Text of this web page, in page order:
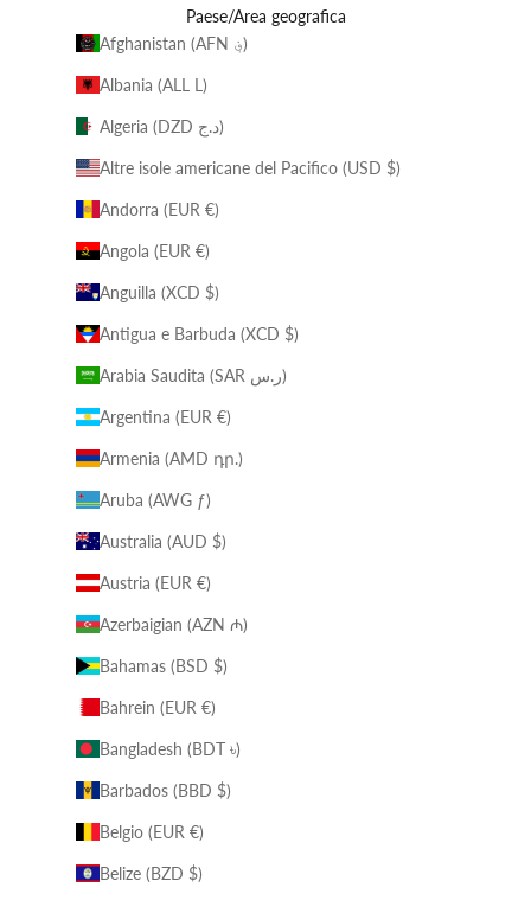
Paese/Area geografica
Afghanistan (AFN ؋)
Albania (ALL L)
Algeria (DZD د.ج)
Altre isole americane del Pacifico (USD $)
Andorra (EUR €)
Angola (EUR €)
Anguilla (XCD $)
Antigua e Barbuda (XCD $)
Arabia Saudita (SAR ر.س)
Argentina (EUR €)
Armenia (AMD դր.)
Aruba (AWG ƒ)
Australia (AUD $)
Austria (EUR €)
Azerbaigian (AZN ₼)
Bahamas (BSD $)
Bahrein (EUR €)
Bangladesh (BDT ৳)
Barbados (BBD $)
Belgio (EUR €)
Belize (BZD $)